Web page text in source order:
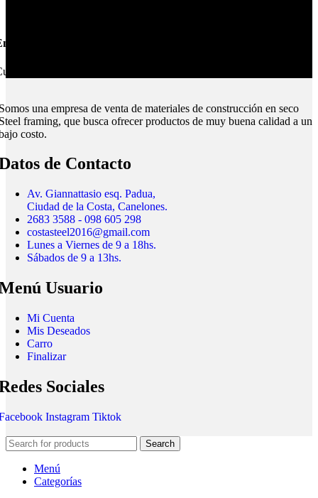
Montevideo e Interior.
todo el país.
una empresa de venta de materiales de construcción en seco
framing, que busca ofrecer productos de muy buena calidad a un
costo.
de Contacto
Av. Giannattasio esq. Padua,
Ciudad de la Costa, Canelones.
2683 3588 - 098 605 298
costasteel2016@gmail.com
Lunes a Viernes de 9 a 18hs.
Sábados de 9 a 13hs.
Usuario
Mi Cuenta
Mis Deseados
Carro
Finalizar
Sociales
Instagram Tiktok
Search
Menú
Categorías